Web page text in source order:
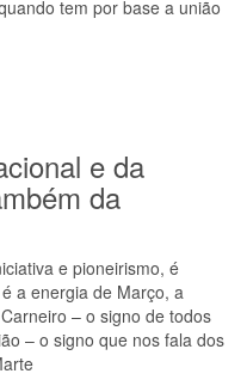
tem por base a união
e da
da
e pioneirismo, é
a energia de Março, a
– o signo de todos
– o signo que nos fala dos